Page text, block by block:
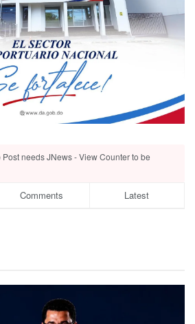
Post needs JNews - View Counter to be
Comments Latest